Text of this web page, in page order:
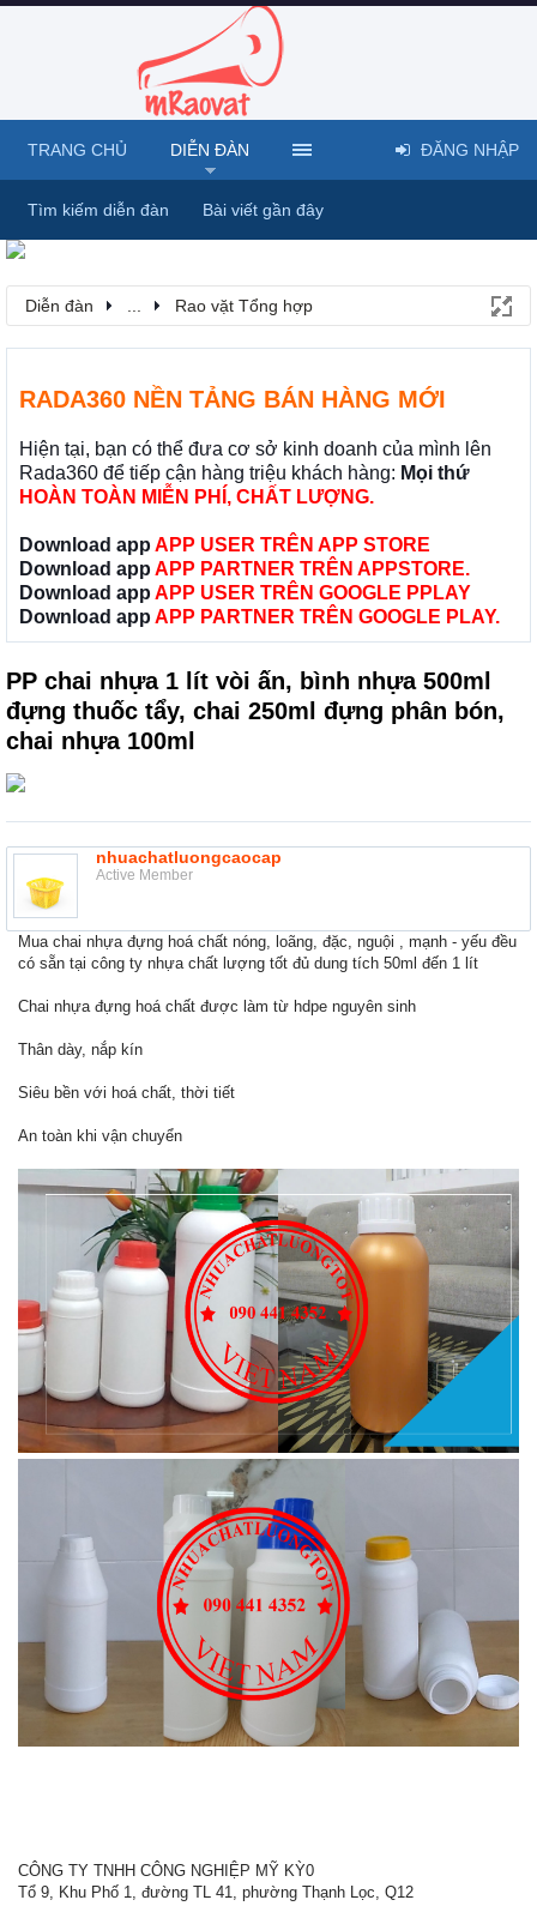
Diễn đàn Rao vặt Tổng hợp
RADA360 NỀN TẢNG BÁN HÀNG MỚI
Hiện tại, bạn có thể đưa cơ sở kinh doanh của mình lên
Rada360 để tiếp cận hàng triệu khách hàng: Mọi thứ
HOÀN TOÀN MIỄN PHÍ, CHẤT LƯỢNG.
Download app APP USER TRÊN APP STORE
Download app APP PARTNER TRÊN APPSTORE.
Download app APP USER TRÊN GOOGLE PPLAY
Download app APP PARTNER TRÊN GOOGLE PLAY.
PP chai nhựa 1 lít vòi ấn, bình nhựa 500ml
đựng thuốc tẩy, chai 250ml đựng phân bón,
chai nhựa 100ml
nhuachatluongcaocap
Active Member
Mua chai nhựa đựng hoá chất nóng, loãng, đặc, nguội , mạnh - yếu đều
có sẵn tại công ty nhựa chất lượng tốt đủ dung tích 50ml đến 1 lít
Chai nhựa đựng hoá chất được làm từ hdpe nguyên sinh
Thân dày, nắp kín
Siêu bền với hoá chất, thời tiết
An toàn khi vận chuyển
CÔNG TY TNHH CÔNG NGHIỆP MỸ KỲ0
Tổ 9, Khu Phố 1, đường TL 41, phường Thạnh Lọc, Q12
TRANG CHỦ DIỄN ĐÀN
Tìm kiếm diễn đàn Bài viết gần đây
ĐĂNG NHẬP